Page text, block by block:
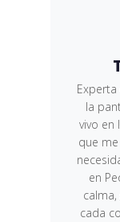
la
vivo en
que
en
cada